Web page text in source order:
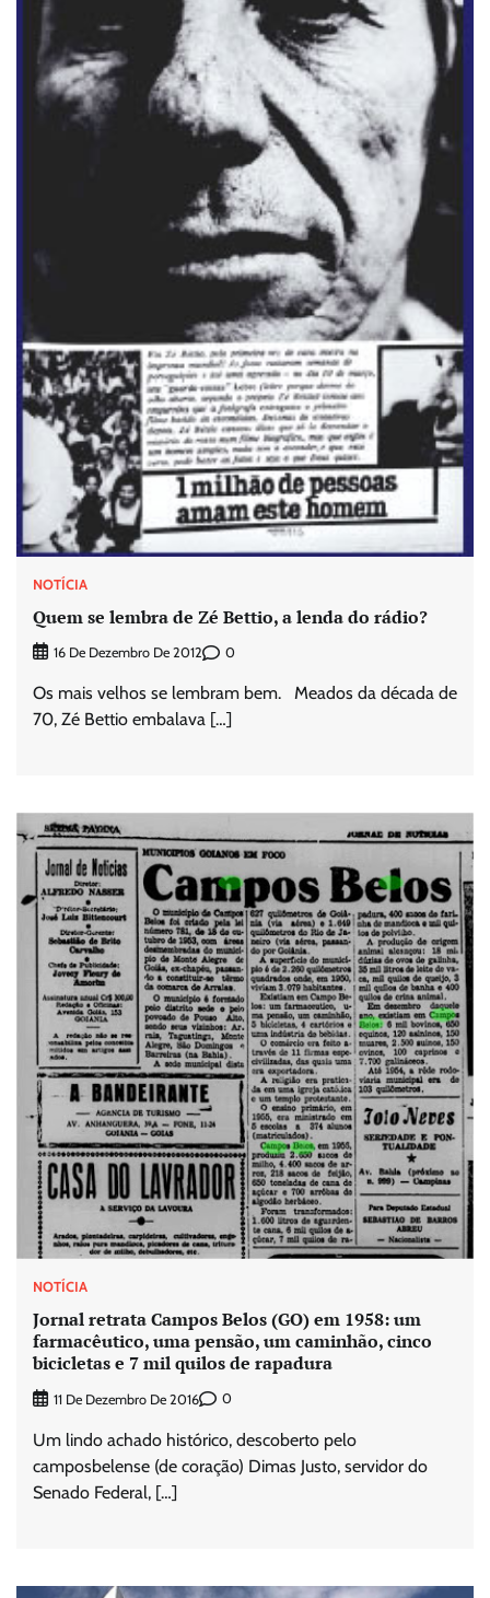
NOTÍCIA
Quem se lembra de Zé Bettio, a lenda do rádio?
16 De Dezembro De 2012 0
Os mais velhos se lembram bem. Meados da década de
70, Zé Bettio embalava […]
NOTÍCIA
Jornal retrata Campos Belos (GO) em 1958: um
farmacêutico, uma pensão, um caminhão, cinco
bicicletas e 7 mil quilos de rapadura
11 De Dezembro De 2016 0
Um lindo achado histórico, descoberto pelo
camposbelense (de coração) Dimas Justo, servidor do
Senado Federal, […]